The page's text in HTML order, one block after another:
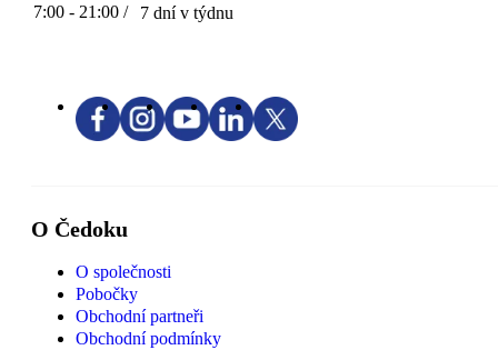
7:00 - 21:00 / 7 dní v týdnu
O Čedoku
O společnosti
Pobočky
Obchodní partneři
Obchodní podmínky